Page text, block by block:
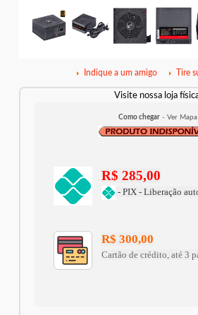
Indique a um amigo Tire
Visite nossa loja
Como chegar - Ver Mapa
R$ 285,00
- PIX - Liberação
R$ 300,00
Cartão de crédito, até 3